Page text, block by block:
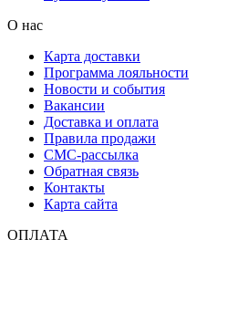
О нас
Карта доставки
Программа лояльности
Новости и события
Вакансии
Доставка и оплата
Правила продажи
СМС-рассылка
Обратная связь
Контакты
Карта сайта
ОПЛАТА